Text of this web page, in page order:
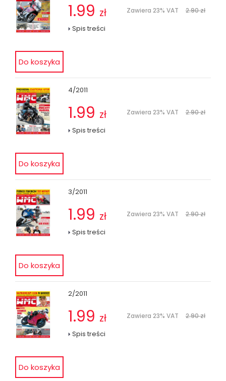
1.99 zł 2.90 zł
Zawiera 23% VAT
Spis treści
4/2011
1.99 zł 2.90 zł
Zawiera 23% VAT
Spis treści
3/2011
1.99 zł 2.90 zł
Zawiera 23% VAT
Spis treści
2/2011
1.99 zł 2.90 zł
Zawiera 23% VAT
Spis treści